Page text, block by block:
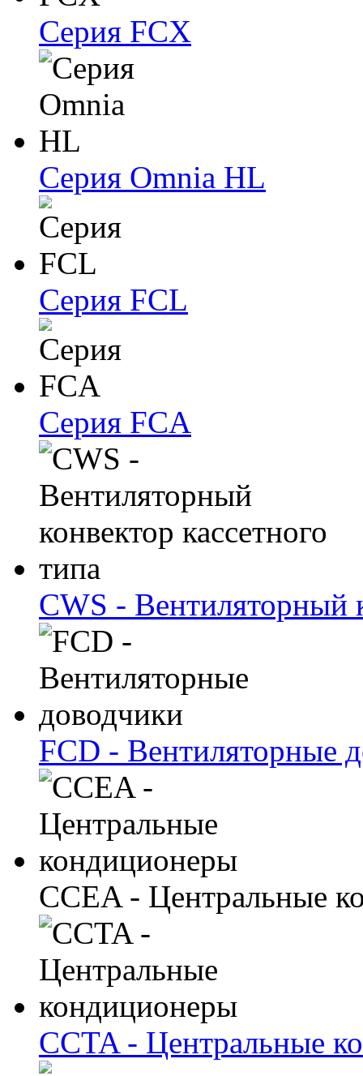
Серия FCX
Серия Omnia HL
Серия FCL
Серия FCA
CWS - Вентиляторный
FCD - Вентиляторные
CCEA - Центральные
CCTA - Центральные